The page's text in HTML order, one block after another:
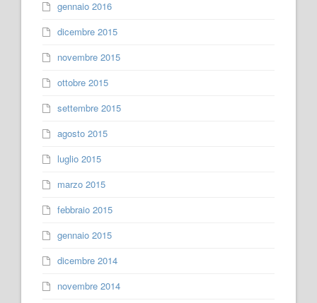
gennaio 2016
dicembre 2015
novembre 2015
ottobre 2015
settembre 2015
agosto 2015
luglio 2015
marzo 2015
febbraio 2015
gennaio 2015
dicembre 2014
novembre 2014